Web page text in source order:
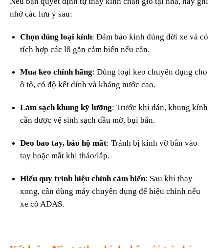
nhớ các lưu ý sau:
Chọn đúng loại kính: Đảm bảo kính đúng đời xe và có
tích hợp các lỗ gắn cảm biến nếu cần.
Mua keo chính hãng: Dùng loại keo chuyên dụng cho
ô tô, có độ kết dính và kháng nước cao.
Làm sạch khung kỹ lưỡng: Trước khi dán, khung kính
cần được vệ sinh sạch dầu mỡ, bụi bẩn.
Đeo bao tay, bảo hộ mắt: Tránh bị kính vỡ bắn vào
tay hoặc mắt khi tháo/lắp.
Hiểu quy trình hiệu chỉnh cảm biến: Sau khi thay
xong, cần dùng máy chuyên dụng để hiệu chỉnh nếu
xe có ADAS.